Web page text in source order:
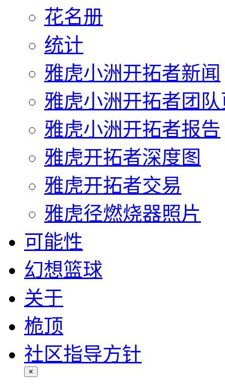
花名册
统计
雅虎小洲开拓者新闻
雅虎小洲开拓者团
雅虎小洲开拓者报告
雅虎开拓者深度图
雅虎开拓者交易
雅虎径燃烧器照片
可能性
幻想篮球
关于
桅顶
社区指导方针
✕